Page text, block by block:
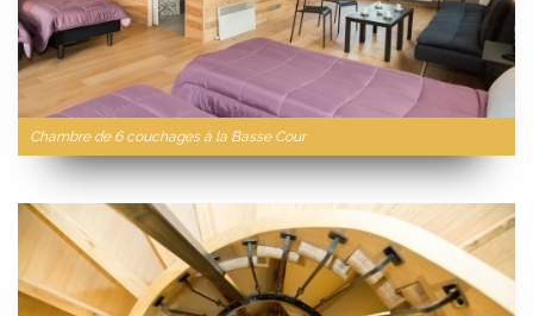
Chambre de 6 couchages à la Basse Cour